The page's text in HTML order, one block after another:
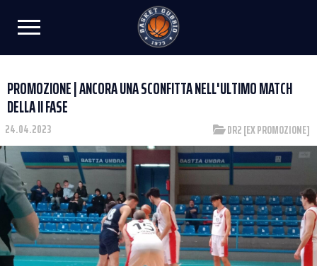
PROMOZIONE | ANCORA UNA SCONFITTA NELL'ULTIMO MATCH
DELLA II FASE
24.04.2023 DR2 [EX PROMOZIONE]